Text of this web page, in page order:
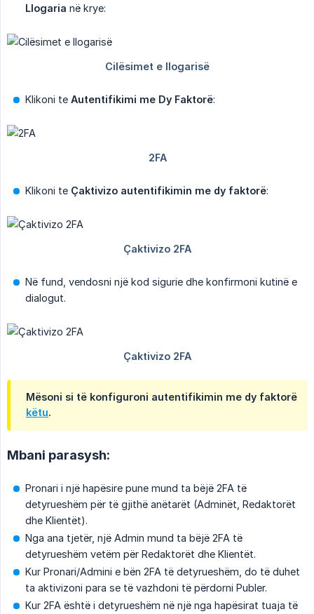
Llogaria në krye:
Klikoni te Autentifikimi me Dy Faktorë:
Klikoni te Çaktivizo autentifikimin me dy faktorë:
Në fund, vendosni një kod sigurie dhe konfirmoni kutinë e
dialogut.
Mësoni si të konfiguroni autentifikimin me dy faktorë
këtu.
Mbani parasysh:
Pronari i një hapësire pune mund ta bëjë 2FA të
detyrueshëm për të gjithë anëtarët (Adminët, Redaktorët
dhe Klientët).
Nga ana tjetër, një Admin mund ta bëjë 2FA të
detyrueshëm vetëm për Redaktorët dhe Klientët.
Kur Pronari/Admini e bën 2FA të detyrueshëm, do të duhet
ta aktivizoni para se të vazhdoni të përdorni Publer.
Kur 2FA është i detyrueshëm në një nga hapësirat tuaja të